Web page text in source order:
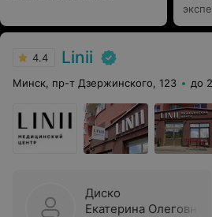
4.4 Linii
Минск, пр-т Дзержинского, 123 до
Диско
Екатерина Олеговна